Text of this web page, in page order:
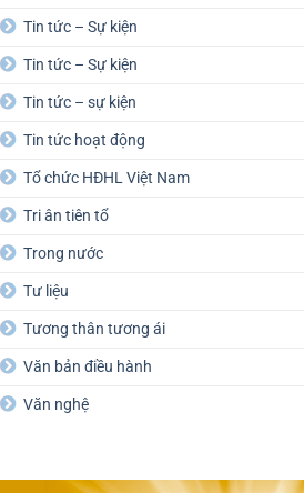
Tin tức – Sự kiện
Tin tức – Sự kiện
Tin tức – sự kiện
Tin tức hoạt động
Tổ chức HĐHL Việt Nam
Tri ân tiên tổ
Trong nước
Tư liệu
Tương thân tương ái
Văn bản điều hành
Văn nghệ